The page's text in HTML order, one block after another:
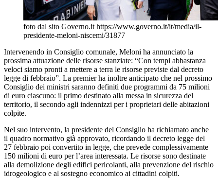
foto dal sito Governo.it https://www.governo.it/it/media/il-
presidente-meloni-niscemi/31877
Intervenendo in Consiglio comunale, Meloni ha annunciato la
prossima attuazione delle risorse stanziate: “Con tempi abbastanza
veloci siamo pronti a mettere a terra le risorse previste dal decreto
legge di febbraio”. La premier ha inoltre anticipato che nel prossimo
Consiglio dei ministri saranno definiti due programmi da 75 milioni
di euro ciascuno: il primo destinato alla messa in sicurezza del
territorio, il secondo agli indennizzi per i proprietari delle abitazioni
colpite.
Nel suo intervento, la presidente del Consiglio ha richiamato anche
il quadro normativo già approvato, ricordando il decreto legge del
27 febbraio poi convertito in legge, che prevede complessivamente
150 milioni di euro per l’area interessata. Le risorse sono destinate
alla demolizione degli edifici pericolanti, alla prevenzione del rischio
idrogeologico e al sostegno economico ai cittadini colpiti.